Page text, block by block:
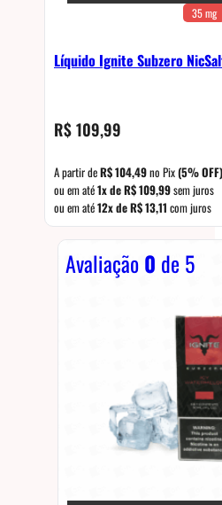
35 mg
Líquido Ignite Subzero
R$109,99
A partir deR$104,49no Pix(5% OFF)
ou em até1x deR$109,99sem juros
ou em até12x deR$13,11 com juros
Avaliação0 de 5